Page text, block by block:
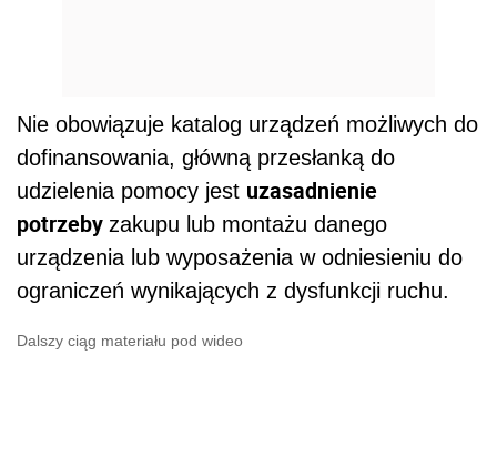
Nie obowiązuje katalog urządzeń możliwych do
dofinansowania, główną przesłanką do
udzielenia pomocy jest uzasadnienie
potrzeby zakupu lub montażu danego
urządzenia lub wyposażenia w odniesieniu do
ograniczeń wynikających z dysfunkcji ruchu.
Dalszy ciąg materiału pod wideo